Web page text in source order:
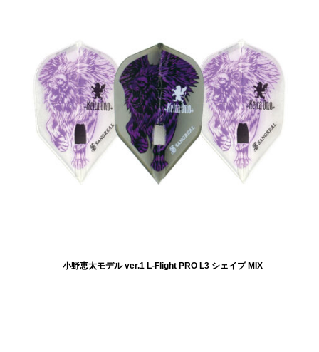
小野恵太モデル ver.1 L-Flight PRO L3 シェイプ MIX